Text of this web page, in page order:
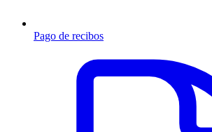
Pago de recibos